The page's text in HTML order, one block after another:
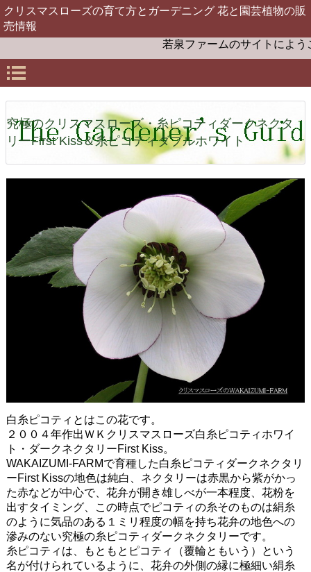
クリスマスローズの育て方とガーデニング 花と園芸植物の販
売情報
若泉ファームのサイトにようこそ
究極のクリスマスローズ・糸ピコティダークネクタ
リーFirst Kiss＆糸ピコティダブルホワイト
白糸ピコティとはこの花です。
２００４年作出ＷＫクリスマスローズ白糸ピコティホワイ
ト・ダークネクタリーFirst Kiss。
WAKAIZUMI-FARMで育種した白糸ピコティダークネクタリ
ーFirst Kissの地色は純白、ネクタリーは赤黒から紫がかっ
た赤などが中心で、花弁が開き雄しべが一本程度、花粉を
出すタイミング、この時点でピコティの糸そのものは絹糸
のように気品のある１ミリ程度の幅を持ち花弁の地色への
滲みのない究極の糸ピコティダークネクタリーです。
糸ピコティは、もともとピコティ（覆輪ともいう）という
名が付けられているように、花弁の外側の縁に極細い絹糸